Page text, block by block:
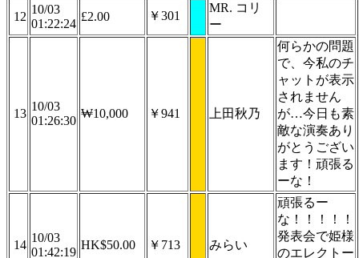
12
10/03
01:22:24
£2.00 ￥301
MR. コリ
ー
13
10/03
01:26:30
₩10,000 ￥941 上田秋乃
何らかの問題
で、今私のチ
ャットが表示
されません
が…今日も素
敵な演奏あり
がとうござい
ます！頑張る
ーな！
14
10/03
01:42:19
HK$50.00 ￥713 みらい
頑張るー
な！！！！！
発表会で姫様
のエレクトー